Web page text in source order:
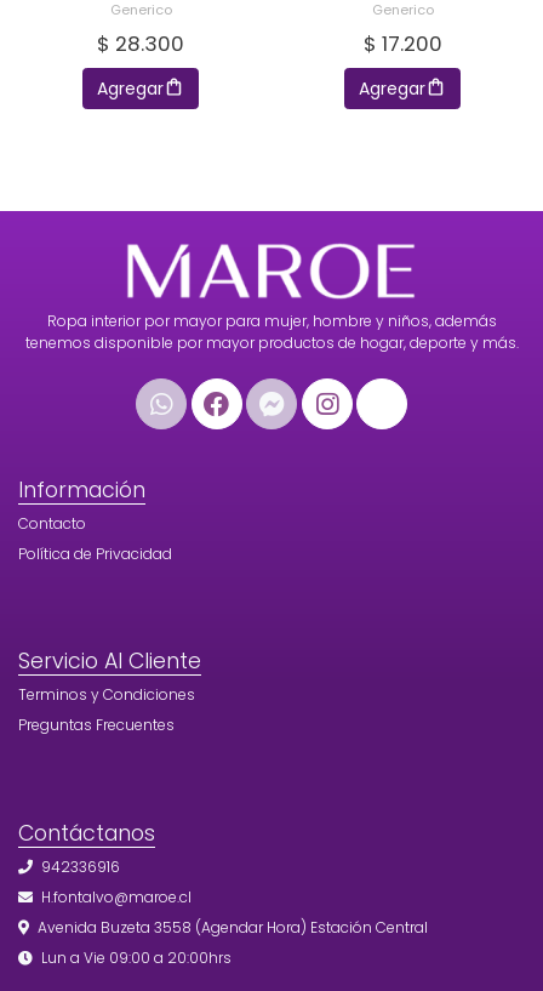
Generico
$ 28.300
Agregar
Generico
$ 17.200
Agregar
Ropa interior por mayor para mujer, hombre y niños, además
tenemos disponible por mayor productos de hogar, deporte y más.
Información
Contacto
Política de Privacidad
Servicio Al Cliente
Terminos y Condiciones
Preguntas Frecuentes
Contáctanos
942336916
H.fontalvo@maroe.cl
Avenida Buzeta 3558 (Agendar Hora) Estación Central
Lun a Vie 09:00 a 20:00hrs